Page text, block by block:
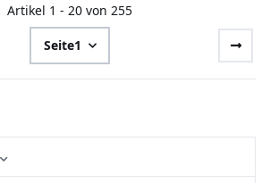
Artikel 1 - 20 von 255
Seite1